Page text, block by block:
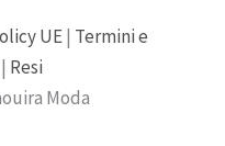
UE| Termini e
| Resi
Moda